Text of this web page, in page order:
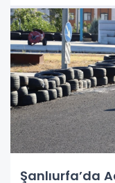
Şanlıurfa’da